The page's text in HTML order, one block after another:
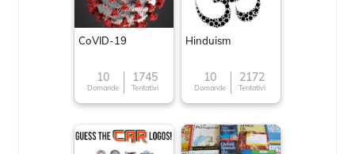
CoVID-19
10
Domande
1745
Tentativi
Hinduism
10
Domande
2172
Tentativi